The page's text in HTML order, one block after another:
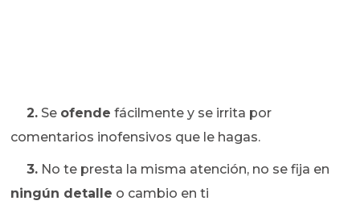
2. Se ofende fácilmente y se irrita por
comentarios inofensivos que le hagas.
3. No te presta la misma atención, no se fija en
ningún detalle o cambio en ti